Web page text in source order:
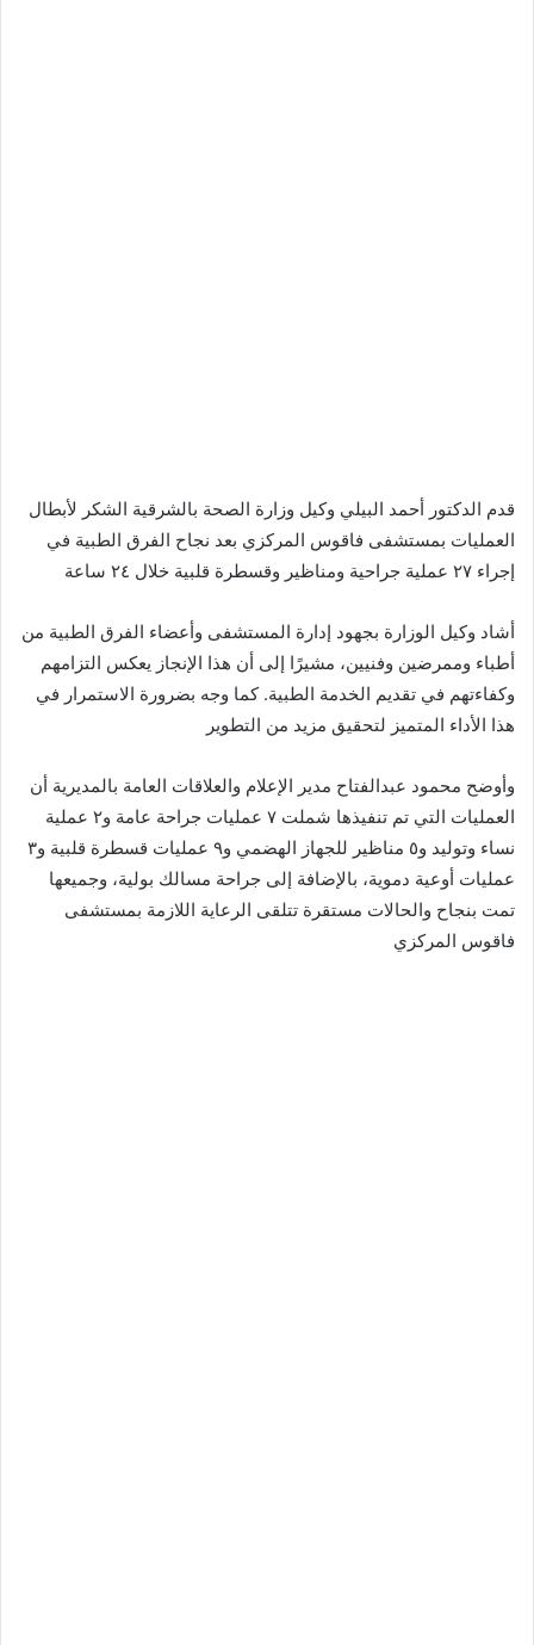
قدم الدكتور أحمد البيلي وكيل وزارة الصحة بالشرقية الشكر لأبطال
العمليات بمستشفى فاقوس المركزي بعد نجاح الفرق الطبية في
إجراء ٢٧ عملية جراحية ومناظير وقسطرة قلبية خلال ٢٤ ساعة
أشاد وكيل الوزارة بجهود إدارة المستشفى وأعضاء الفرق الطبية من
أطباء وممرضين وفنيين، مشيرًا إلى أن هذا الإنجاز يعكس التزامهم
وكفاءتهم في تقديم الخدمة الطبية. كما وجه بضرورة الاستمرار في
هذا الأداء المتميز لتحقيق مزيد من التطوير
وأوضح محمود عبدالفتاح مدير الإعلام والعلاقات العامة بالمديرية أن
العمليات التي تم تنفيذها شملت ٧ عمليات جراحة عامة و٢ عملية
نساء وتوليد و٥ مناظير للجهاز الهضمي و٩ عمليات قسطرة قلبية و٣
عمليات أوعية دموية، بالإضافة إلى جراحة مسالك بولية، وجميعها
تمت بنجاح والحالات مستقرة تتلقى الرعاية اللازمة بمستشفى
فاقوس المركزي